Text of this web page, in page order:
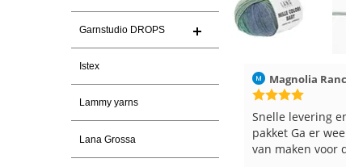
Garnstudio DROPS
Istex
Lammy yarns
Lana Grossa
En prima garen
23-7-2026
Magnolia Ranch
Snelle levering en een keurig
pakket Ga er weer leuke pakket
van maken voor de markt.